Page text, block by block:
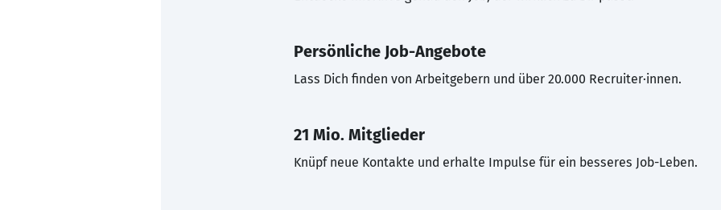
Persönliche Job-Angebote
Lass Dich finden von Arbeitgebern und über 20.000 Recruiter·innen.
21 Mio. Mitglieder
Knüpf neue Kontakte und erhalte Impulse für ein besseres Job-Leben.